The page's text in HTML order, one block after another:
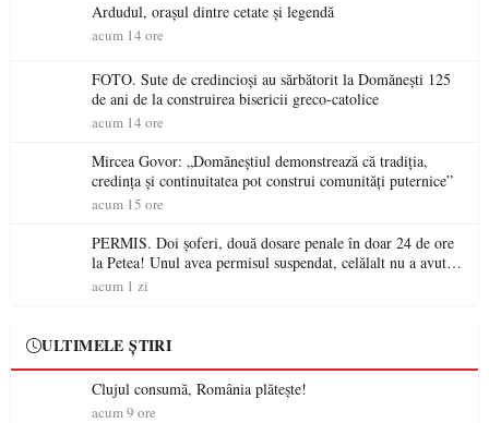
Ardudul, orașul dintre cetate și legendă
acum 14 ore
FOTO. Sute de credincioși au sărbătorit la Domănești 125
de ani de la construirea bisericii greco-catolice
acum 14 ore
Mircea Govor: „Domăneștiul demonstrează că tradiția,
credința și continuitatea pot construi comunități puternice”
acum 15 ore
PERMIS. Doi șoferi, două dosare penale în doar 24 de ore
la Petea! Unul avea permisul suspendat, celălalt nu a avut
niciodată permis
acum 1 zi
ULTIMELE ȘTIRI
Clujul consumă, România plătește!
acum 9 ore